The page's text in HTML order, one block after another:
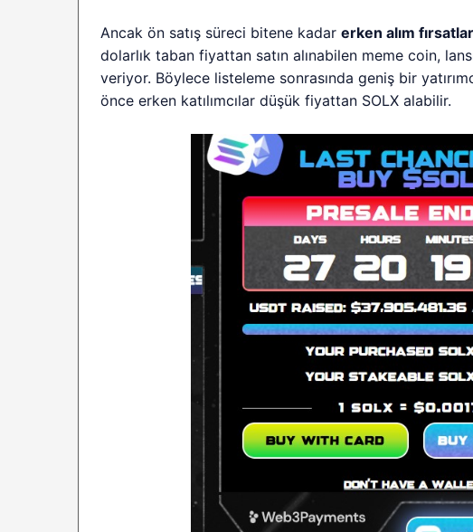
Ancak ön satış süreci bitene kadarerken alım
dolarlık taban fiyattan satın alınabilen meme coin,
veriyor. Böylece listeleme sonrasında geniş bir
önce erken katılımcılar düşük fiyattan SOLX alabilir.